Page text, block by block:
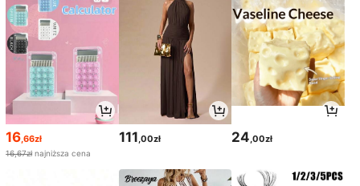
16,66zł
16,67zł najniższa cena
111,00zł 24,00zł